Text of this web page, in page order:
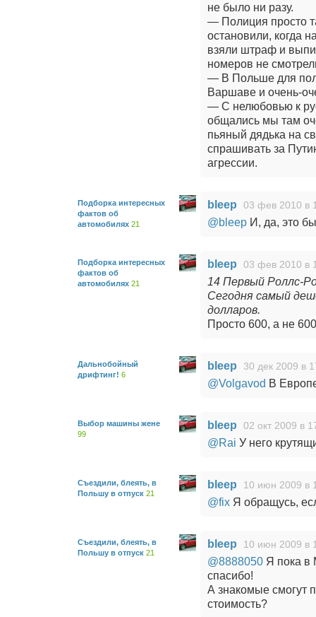
не было ни разу.
— Полиция просто
остановили, когда
взяли штраф и
номеров не
— В Польше для
Варшаве и очень-
— С нелюбовью к
общались мы там
пьяный дядька на
спрашивать за
агрессии.
Подборка интересных
фактов об
автомобилях 21
bleep 03 фев 2010 в
@bleepИ, да, это
Подборка интересных
фактов об
автомобилях 21
bleep 03 фев 2010 в
14 Первый Роллс-
Сегодня самый
долларов.
Просто 600, а не
Дальнобойный
дрифтинг! 6
bleep 30 дек 2009 в
@Volgavod В
Выбор машины жене
99
bleep 02 окт 2009 в
@Rai У него
Съездили, блеять, в
Польшу в отпуск 21
bleep 10 июн 2009 в
@fixЯ обращусь,
Съездили, блеять, в
Польшу в отпуск 21
bleep 10 июн 2009 в
@8888050Я пока в
спасибо!
А знакомые смогут
стоимость?